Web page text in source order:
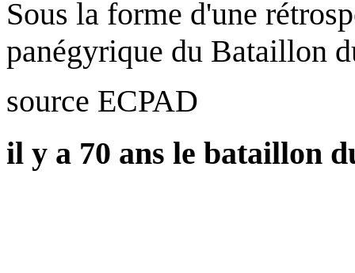
Sous la forme d'une
panégyrique du Bataillon
source ECPAD
il y a 70 ans le bataillon